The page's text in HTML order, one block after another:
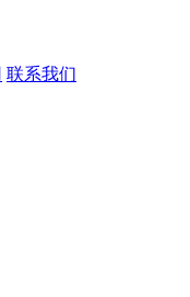
联系我们